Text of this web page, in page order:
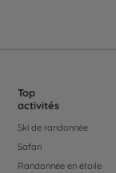
Top
activités
Ski de randonnée
Safari
Randonnée en étoile